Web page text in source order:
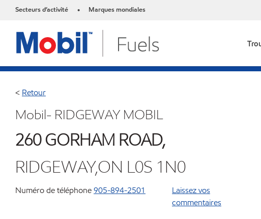
Secteurs d’activité • Marques mondiales
< Retour
Mobil- RIDGEWAY MOBIL
260 GORHAM ROAD,
RIDGEWAY,ON L0S 1N0
Numéro de téléphone905-894-2501
Laissez vos
commentaires